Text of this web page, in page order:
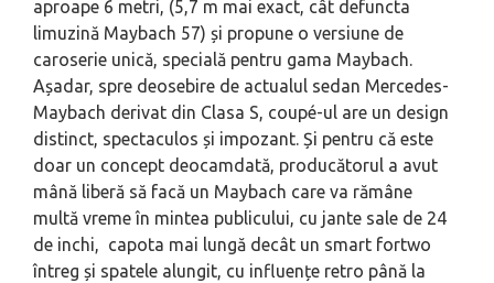
aproape 6 metri, (5,7 m mai exact, cât defuncta
limuzină Maybach 57) și propune o versiune de
caroserie unică, specială pentru gama Maybach.
Așadar, spre deosebire de actualul sedan Mercedes-
Maybach derivat din Clasa S, coupé-ul are un design
distinct, spectaculos și impozant. Și pentru că este
doar un concept deocamdată, producătorul a avut
mână liberă să facă un Maybach care va rămâne
multă vreme în mintea publicului, cu jante sale de 24
de inchi, capota mai lungă decât un smart fortwo
întreg și spatele alungit, cu influențe retro până la